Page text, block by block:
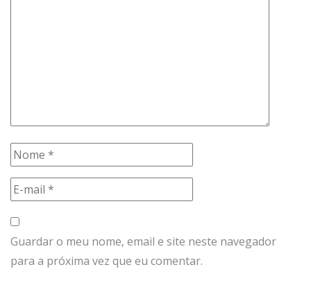
Guardar o meu nome, email e site neste navegador
para a próxima vez que eu comentar.